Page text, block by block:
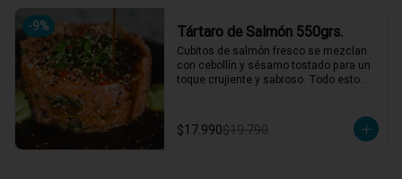
en su presentación completa, salsas o
acompañamientos incluidos.
-9% Tártaro de Salmón 550grs.
Cubitos de salmón fresco se mezclan
con cebollín y sésamo tostado para un
toque crujiente y sabroso. Todo esto
cilantro. ¡Un tártaro que combina
frescura y sabor en cada bocado! 🍣✨
$17.990$19.790